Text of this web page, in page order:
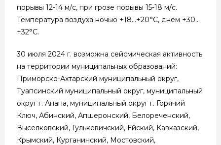
порывы 12-14 м/с, при грозе порывы 15-18 м/с.
Температура воздуха ночью +18…+20°С, днем +30…
+32°С.
30 июля 2024 г. возможна сейсмическая активность
на территории муниципальных образований:
Приморско-Ахтарский муниципальный округ,
Туапсинский муниципальный округ, муниципальный
округ г. Анапа, муниципальный округ г. Горячий
Ключ, Абинский, Апшеронский, Белореченский,
Выселковский, Гулькевичский, Ейский, Кавказский,
Крымский, Курганинский, Мостовский,